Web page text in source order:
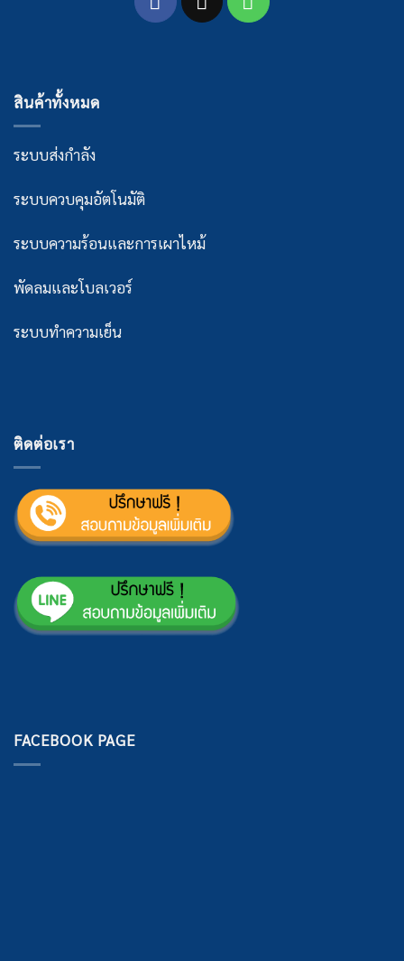
สินค้าทั้งหมด
ระบบส่งกำลัง
ระบบควบคุมอัตโนมัติ
ระบบความร้อนและการเผาไหม้
พัดลมและโบลเวอร์
ระบบทำความเย็น
ติดต่อเรา
FACEBOOK PAGE